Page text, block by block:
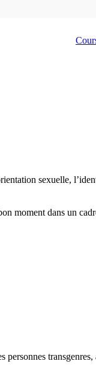
sexuelle,
moment dans un
personnes